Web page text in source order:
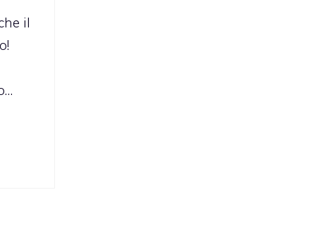
il